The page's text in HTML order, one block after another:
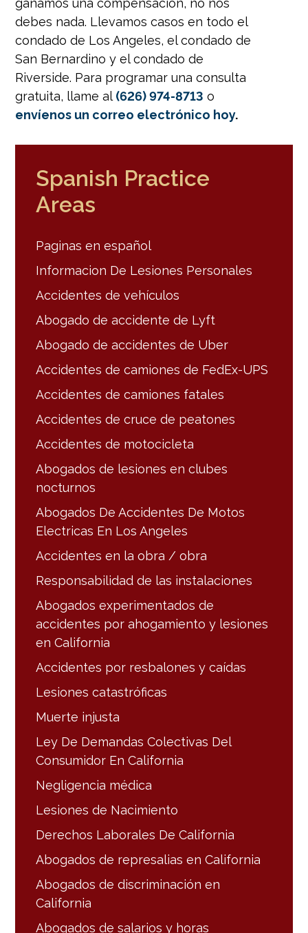
ganamos una compensación, no nos
debes nada. Llevamos casos en todo el
condado de Los Angeles, el condado de
San Bernardino y el condado de
Riverside. Para programar una consulta
gratuita, llame al (626) 974-8713 o
envíenos un correo electrónico hoy.
Spanish Practice
Areas
Paginas en español
Informacion De Lesiones Personales
Accidentes de vehículos
Abogado de accidente de Lyft
Abogado de accidentes de Uber
Accidentes de camiones de FedEx-UPS
Accidentes de camiones fatales
Accidentes de cruce de peatones
Accidentes de motocicleta
Abogados de lesiones en clubes
nocturnos
Abogados De Accidentes De Motos
Electricas En Los Angeles
Accidentes en la obra / obra
Responsabilidad de las instalaciones
Abogados experimentados de
accidentes por ahogamiento y lesiones
en California
Accidentes por resbalones y caídas
Lesiones catastróficas
Muerte injusta
Ley De Demandas Colectivas Del
Consumidor En California
Negligencia médica
Lesiones de Nacimiento
Derechos Laborales De California
Abogados de represalias en California
Abogados de discriminación en
California
Abogados de salarios y horas